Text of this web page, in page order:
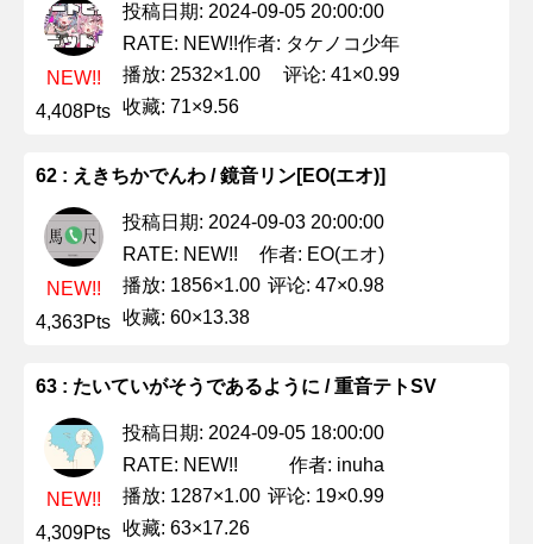
NEW!!
4,408Pts
投稿日期: 2024-09-05 20:00:00
RATE: NEW!!作者: タケノコ少年
播放: 2532×1.00
评论: 41×0.99
收藏: 71×9.56
62 : えきちかでんわ / 鏡音リン[EO(エオ)]
NEW!!
4,363Pts
投稿日期: 2024-09-03 20:00:00
RATE: NEW!!
作者: EO(エオ)
播放: 1856×1.00 评论: 47×0.98
收藏: 60×13.38
63 : たいていがそうであるように / 重音テトSV
NEW!!
4,309Pts
投稿日期: 2024-09-05 18:00:00
RATE: NEW!!
作者: inuha
播放: 1287×1.00 评论: 19×0.99
收藏: 63×17.26